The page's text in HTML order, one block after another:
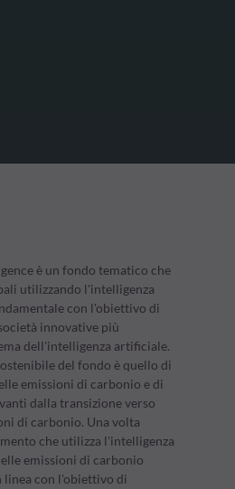
è un fondo tematico che
utilizzando l'intelligenza
con l'obiettivo di
innovative più
dell'intelligenza artificiale.
del fondo è quello di
emissioni di carbonio e di
dalla transizione verso
di carbonio. Una volta
che utilizza l'intelligenza
emissioni di carbonio
linea con l'obiettivo di